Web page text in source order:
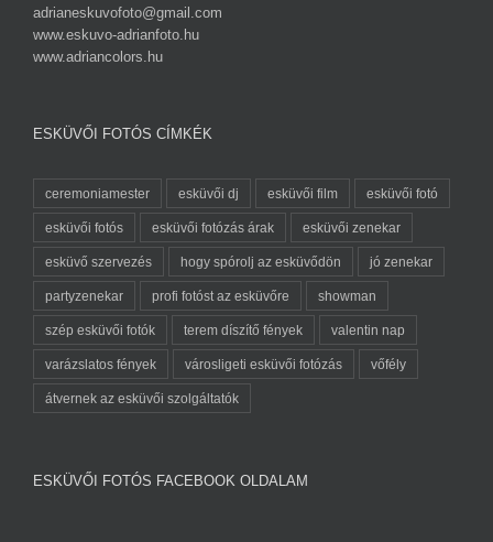
adrianeskuvofoto@gmail.com
www.eskuvo-adrianfoto.hu
www.adriancolors.hu
ESKÜVŐI FOTÓS CÍMKÉK
ceremoniamester esküvői dj esküvői film esküvői fotó
esküvői fotós esküvői fotózás árak esküvői zenekar
esküvő szervezés hogy spórolj az esküvődön jó zenekar
partyzenekar profi fotóst az esküvőre showman
szép esküvői fotók terem díszítő fények valentin nap
varázslatos fények városligeti esküvői fotózás vőfély
átvernek az esküvői szolgáltatók
ESKÜVŐI FOTÓS FACEBOOK OLDALAM